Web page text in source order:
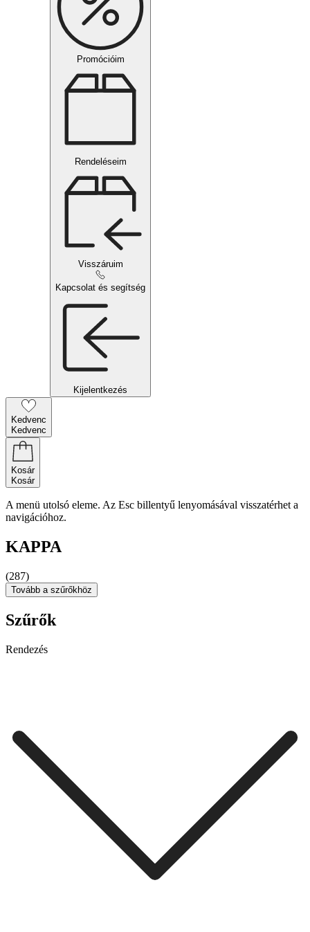
Promócióim
Rendeléseim
Visszáruim
Kapcsolat és segítség
Kijelentkezés
Kedvenc
Kedvenc
Kosár
Kosár
A menü utolsó eleme. Az Esc billentyű lenyomásával visszatérhet a
navigációhoz.
KAPPA
(287)
Tovább a szűrőkhöz
Szűrők
Rendezés